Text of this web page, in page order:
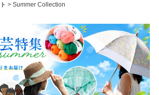
Summer Collection